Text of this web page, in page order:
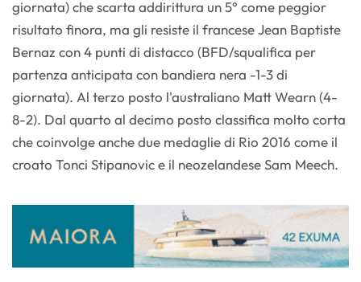
giornata) che scarta addirittura un 5° come peggior
risultato finora, ma gli resiste il francese Jean Baptiste
Bernaz con 4 punti di distacco (BFD/squalifica per
partenza anticipata con bandiera nera -1-3 di
giornata). Al terzo posto l'australiano Matt Wearn (4-
8-2). Dal quarto al decimo posto classifica molto corta
che coinvolge anche due medaglie di Rio 2016 come il
croato Tonci Stipanovic e il neozelandese Sam Meech.